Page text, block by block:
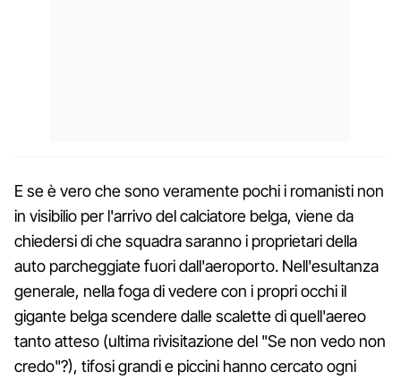
E se è vero che sono veramente pochi i romanisti non
in visibilio per l'arrivo del calciatore belga, viene da
chiedersi di che squadra saranno i proprietari della
auto parcheggiate fuori dall'aeroporto. Nell'esultanza
generale, nella foga di vedere con i propri occhi il
gigante belga scendere dalle scalette di quell'aereo
tanto atteso (ultima rivisitazione del "Se non vedo non
credo"?), tifosi grandi e piccini hanno cercato ogni